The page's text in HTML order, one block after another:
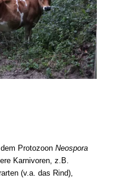
Protozoon Neospora
Karnivoren, z.B.
(v.a. das Rind),